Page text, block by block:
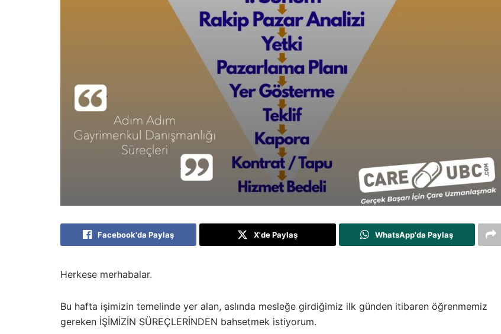
Facebook'da Paylaş X'de Paylaş WhatsApp'da Paylaş
Herkese merhabalar.
Bu hafta işimizin temelinde yer alan, aslında mesleğe girdiğimiz ilk günden itibaren öğrenmemiz
gereken İŞİMİZİN SÜREÇLERİNDEN bahsetmek istiyorum.